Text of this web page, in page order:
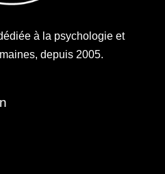
à la psychologie et
depuis 2005.